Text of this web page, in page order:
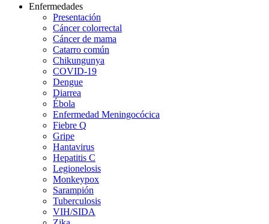
Enfermedades
Presentación
Cáncer colorrectal
Cáncer de mama
Catarro común
Chikungunya
COVID-19
Dengue
Diarrea
Ébola
Enfermedad Meningocócica
Fiebre Q
Gripe
Hantavirus
Hepatitis C
Legionelosis
Monkeypox
Sarampión
Tuberculosis
VIH/SIDA